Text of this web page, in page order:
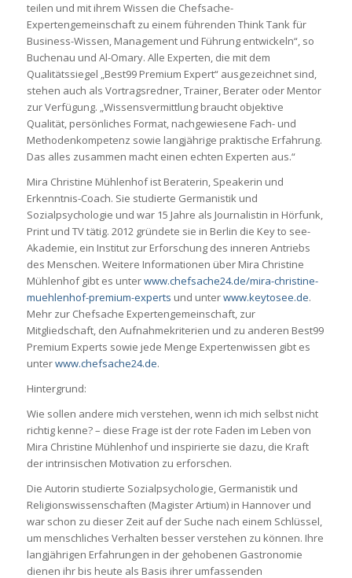
teilen und mit ihrem Wissen die Chefsache-
Expertengemeinschaft zu einem führenden Think Tank für
Business-Wissen, Management und Führung entwickeln“, so
Buchenau und Al-Omary. Alle Experten, die mit dem
Qualitätssiegel „Best99 Premium Expert“ ausgezeichnet sind,
stehen auch als Vortragsredner, Trainer, Berater oder Mentor
zur Verfügung. „Wissensvermittlung braucht objektive
Qualität, persönliches Format, nachgewiesene Fach- und
Methodenkompetenz sowie langjährige praktische Erfahrung.
Das alles zusammen macht einen echten Experten aus.“
Mira Christine Mühlenhof ist Beraterin, Speakerin und
Erkenntnis-Coach. Sie studierte Germanistik und
Sozialpsychologie und war 15 Jahre als Journalistin in Hörfunk,
Print und TV tätig. 2012 gründete sie in Berlin die Key to see-
Akademie, ein Institut zur Erforschung des inneren Antriebs
des Menschen. Weitere Informationen über Mira Christine
Mühlenhof gibt es unterwww.chefsache24.de/mira-christine-
muehlenhof-premium-experts und unterwww.keytosee.de.
Mehr zur Chefsache Expertengemeinschaft, zur
Mitgliedschaft, den Aufnahmekriterien und zu anderen Best99
Premium Experts sowie jede Menge Expertenwissen gibt es
unterwww.chefsache24.de.
Hintergrund:
Wie sollen andere mich verstehen, wenn ich mich selbst nicht
richtig kenne? – diese Frage ist der rote Faden im Leben von
Mira Christine Mühlenhof und inspirierte sie dazu, die Kraft
der intrinsischen Motivation zu erforschen.
Die Autorin studierte Sozialpsychologie, Germanistik und
Religionswissenschaften (Magister Artium) in Hannover und
war schon zu dieser Zeit auf der Suche nach einem Schlüssel,
um menschliches Verhalten besser verstehen zu können. Ihre
langjährigen Erfahrungen in der gehobenen Gastronomie
dienen ihr bis heute als Basis ihrer umfassenden